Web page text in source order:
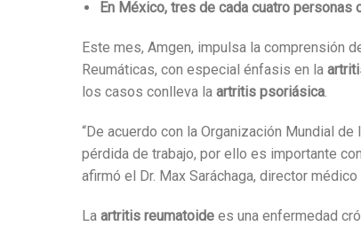
En México, tres de cada cuatro
Este mes, Amgen, impulsa la comprensión
Reumáticas, con especial énfasis en la
los casos conlleva la artritis psoriásica.
“De acuerdo con la Organización Mundial
pérdida de trabajo, por ello es importante
afirmó el Dr. Max Saráchaga, director
La artritis reumatoide es una enfermedad